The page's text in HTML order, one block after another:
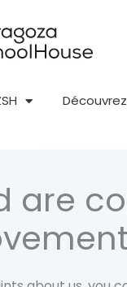
Découvrez
are